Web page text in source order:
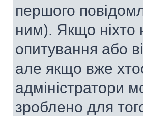
першого
ним). Якщо ніхто
опитування або
але якщо вже
адміністратори
зроблено для